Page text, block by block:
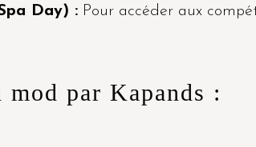
Day) : Pour accéder aux
mod par Kapands :